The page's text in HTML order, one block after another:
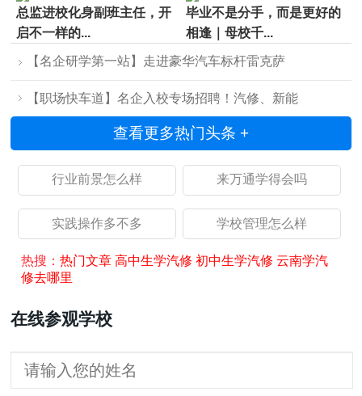
总监进校化身副班主任，开
启不一样的...
毕业不是分手，而是更好的
相逢｜母校千...
【名企研学第一站】走进豪华汽车标杆雷克萨
【职场快车道】名企入校专场招聘！汽修、新能
查看更多热门头条 +
行业前景怎么样 来万通学得会吗
实践操作多不多 学校管理怎么样
热搜：热门文章 高中生学汽修 初中生学汽修 云南学汽
修去哪里
在线参观学校